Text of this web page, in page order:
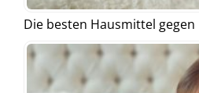
Die besten Hausmittel